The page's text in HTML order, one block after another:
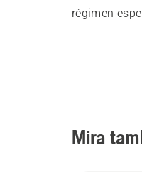
régimen
Mira